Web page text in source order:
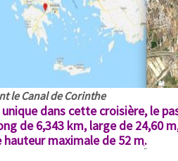
le Canal de Corinthe
unique dans cette croisière, le
de 6,343 km, large de 24,60
maximale de 52 m.